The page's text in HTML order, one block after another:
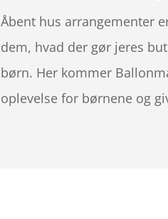
Åbent hus arrangementer
dem, hvad der gør jeres
børn. Her kommer
oplevelse for børnene og